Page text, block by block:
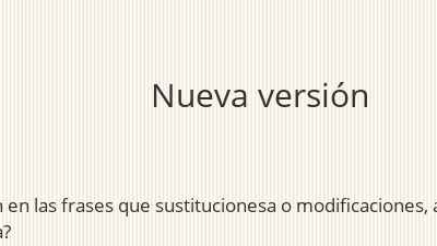
Nueva versión
las frases que sustitucionesa o